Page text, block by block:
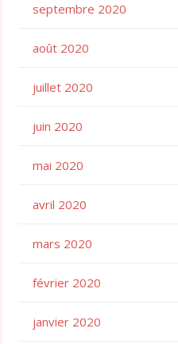
septembre 2020
août 2020
juillet 2020
juin 2020
mai 2020
avril 2020
mars 2020
février 2020
janvier 2020